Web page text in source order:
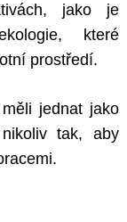
jako je
které
prostředí.
jednat jako
tak, aby